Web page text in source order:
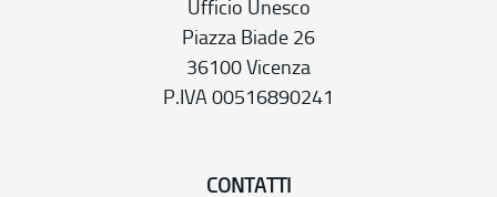
Ufficio Unesco
Piazza Biade 26
36100 Vicenza
P.IVA 00516890241
CONTATTI